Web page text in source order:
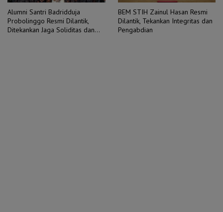
Alumni Santri Badridduja
Probolinggo Resmi Dilantik,
Ditekankan Jaga Soliditas dan
BEM STIH Zainul Hasan Resmi
Dilantik, Tekankan Integritas dan
Pengabdian